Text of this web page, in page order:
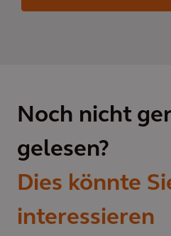
Noch nicht
gelesen?
Dies könnte
interessieren